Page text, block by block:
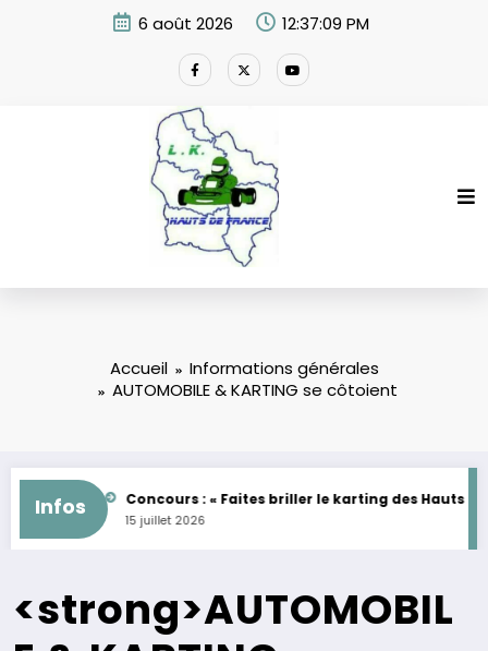
6 août 2026 12:37:10 PM
Accueil
Informations générales
AUTOMOBILE & KARTING se côtoient
InfosConcours : « Faites briller le karting des Hauts de
15 juillet 2026
<strong>AUTOMOBIL